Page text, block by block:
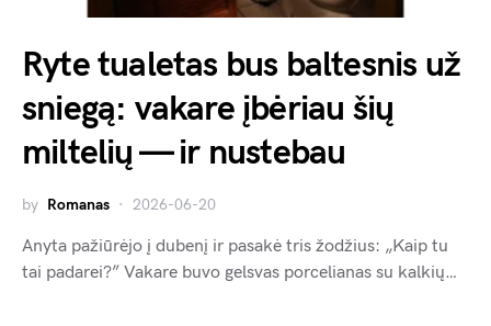
Ryte tualetas bus baltesnis už
sniegą: vakare įbėriau šių
miltelių — ir nustebau
by Romanas 2026-06-20
Anyta pažiūrėjo į dubenį ir pasakė tris žodžius: „Kaip tu
tai padarei?” Vakare buvo gelsvas porcelianas su kalkių…